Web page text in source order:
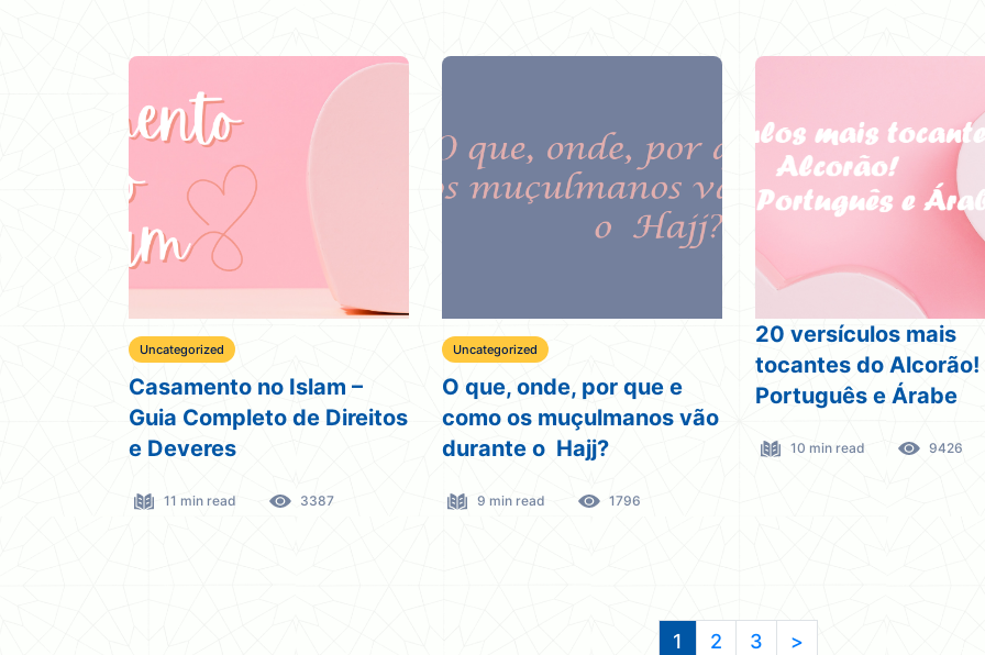
Uncategorized
Casamento no Islam –
Guia Completo de Direitos
e Deveres
11 min read 3387
Uncategorized
O que, onde, por que e
como os muçulmanos vão
durante o Hajj?
9 min read 1796
20 versículos mais
tocantes do Alcorão!
Português e Árabe
10 min read 9426
1 2 3 >